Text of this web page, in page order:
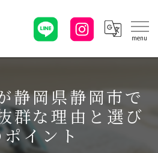
静岡県静岡市で
群な理由と選び
イント